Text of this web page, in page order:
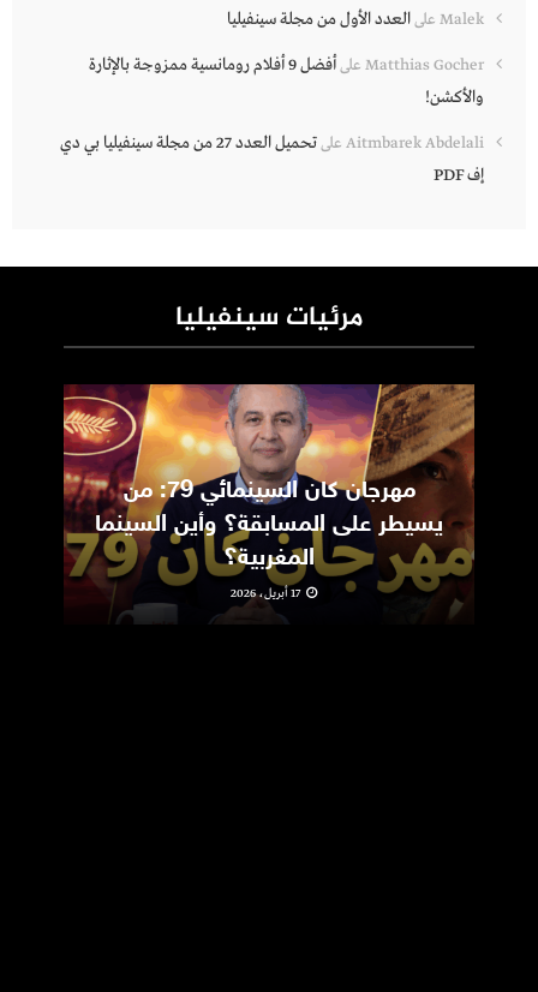
Malek علىالعدد الأول من مجلة سينفيليا
Matthias Gocher على
أفضل 9 أفلام رومانسية ممزوجة بالإثارة
والأكشن!
Aitmbarek Abdelali على
تحميل العدد 27 من مجلة سينفيليا بي دي
إف PDF
مرئيات سينفيليا
مهرجان كان السينمائي 79: من
يسيطر على المسابقة؟ وأين السينما
المغربية؟
17 أبريل، 2026